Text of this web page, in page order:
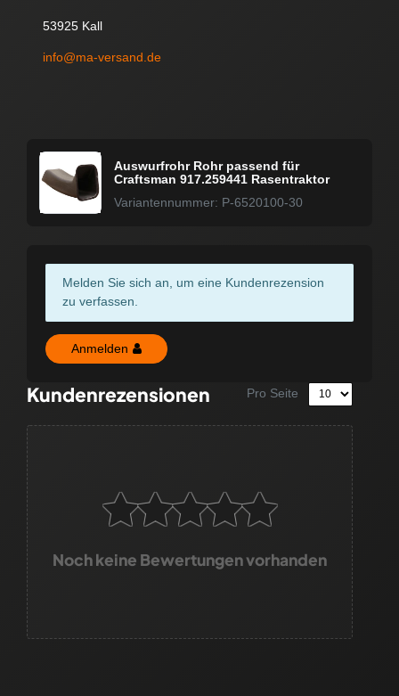
53925 Kall
info@ma-versand.de
Auswurfrohr Rohr passend für
Craftsman 917.259441 Rasentraktor
Variantennummer: P-6520100-30
Melden Sie sich an, um eine Kundenrezension
zu verfassen.
Anmelden
Kundenrezensionen Pro Seite
Noch keine Bewertungen vorhanden